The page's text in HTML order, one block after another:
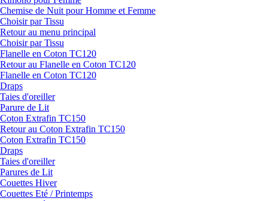
Chemise de Nuit pour Homme et Femme
Choisir par Tissu
Retour au menu principal
Choisir par Tissu
Flanelle en Coton TC120
Retour au Flanelle en Coton TC120
Flanelle en Coton TC120
Draps
Taies d'oreiller
Parure de Lit
Coton Extrafin TC150
Retour au Coton Extrafin TC150
Coton Extrafin TC150
Draps
Taies d'oreiller
Parures de Lit
Couettes Hiver
Couettes Eté / Printemps